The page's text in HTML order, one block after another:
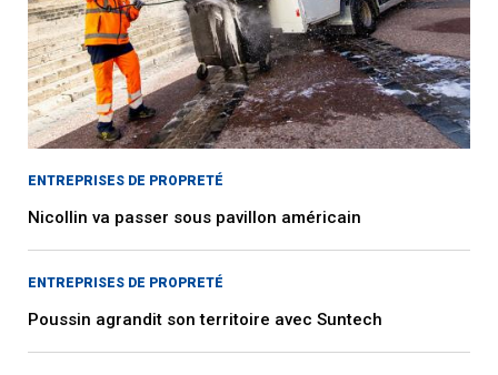
ENTREPRISES DE PROPRETÉ
Nicollin va passer sous pavillon américain
ENTREPRISES DE PROPRETÉ
Poussin agrandit son territoire avec Suntech